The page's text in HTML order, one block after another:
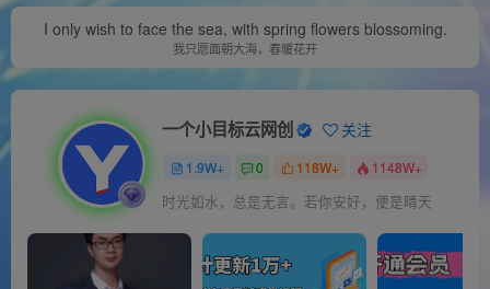
I only wish to face the sea, with spring flowers blossoming.
我只愿面朝大海，春暖花开
一个小目标云网创 关注
1.9W+ 0 118W+ 1148W+
时光如水，总是无言。若你安好，便是晴天